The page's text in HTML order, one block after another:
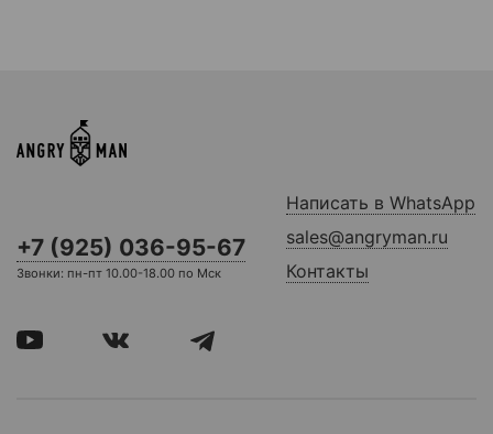
+7 (925) 036-95-67
Звонки: пн-пт 10.00-18.00 по Мск
Написать в WhatsApp
sales@angryman.ru
Контакты